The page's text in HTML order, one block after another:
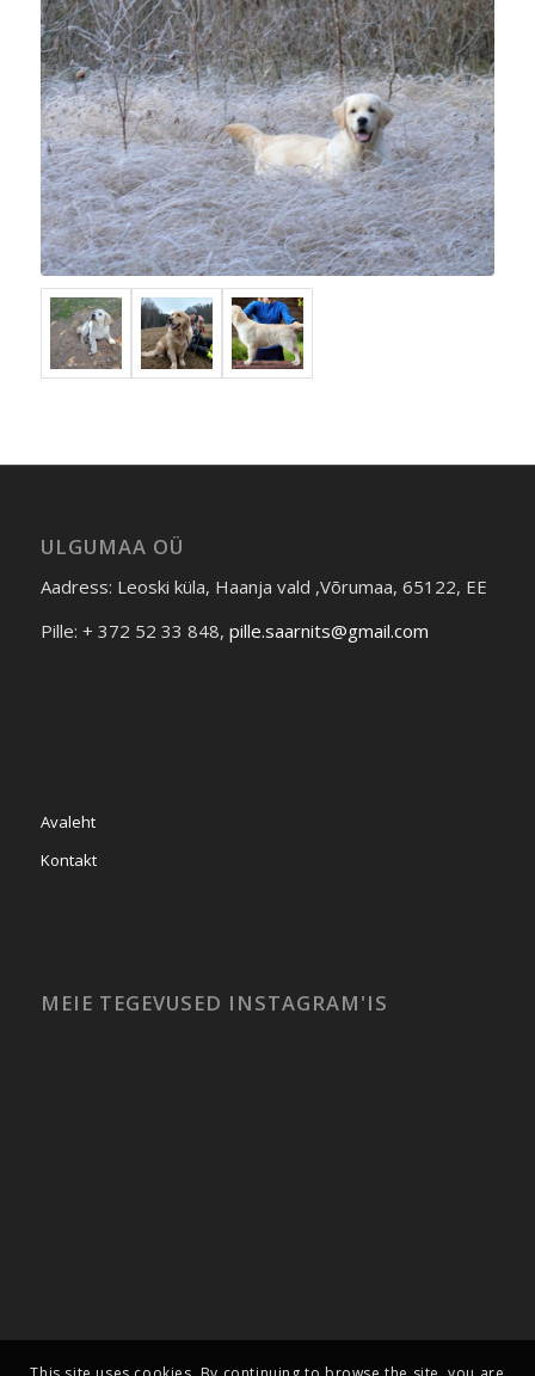
ULGUMAA OÜ
Aadress: Leoski küla, Haanja vald ,Võrumaa, 65122, EE​
Pille: + 372 52 33 848, pille.saarnits@gmail.com
Avaleht
Kontakt
MEIE TEGEVUSED INSTAGRAM'IS